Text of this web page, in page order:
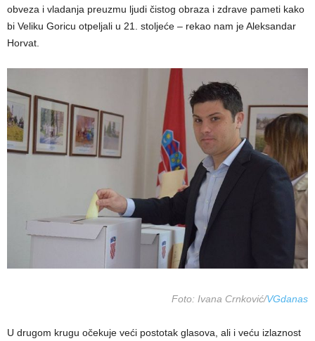
obveza i vladanja preuzmu ljudi čistog obraza i zdrave pameti kako
bi Veliku Goricu otpeljali u 21. stoljeće – rekao nam je Aleksandar
Horvat.
Foto: Ivana Crnković/VGdanas
U drugom krugu očekuje veći postotak glasova, ali i veću izlaznost